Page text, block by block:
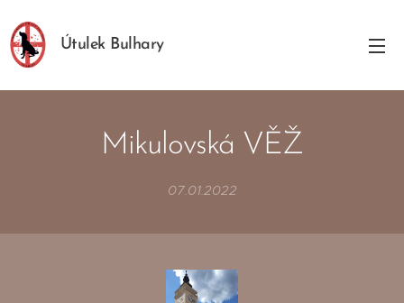
Útulek Bulhary
Mikulovská VĚŽ
07.01.2022